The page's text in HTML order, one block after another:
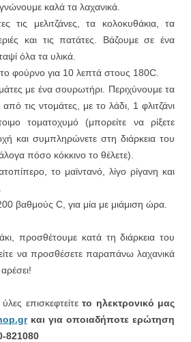
καλά τα λαχανικά.
τις μελιτζάνες, τα κολοκυθάκια, τα
και τις πατάτες. Βάζουμε σε ένα
όλα τα υλικά.
φούρνο για 10 λεπτά στους 180C.
με ένα σουρωτήρι. Περιχύνουμε τα
από τις ντομάτες, με το λάδι, 1 φλιτζάνι
τοματοχυμό (μπορείτε να ρίξετε
και συμπληρώνετε στη διάρκεια του
πόσο κόκκινο το θέλετε).
το μαϊντανό, λίγο ρίγανη και
βαθμούς C, για μία με μιάμιση ώρα.
προσθέτουμε κατά τη διάρκεια του
να προσθέσετε παραπάνω λαχανικά
ύλες επισκεφτείτετο ηλεκτρονικό μας
και για οποιαδήποτε ερώτηση
821080